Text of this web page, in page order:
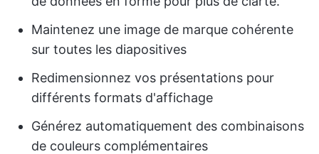
Maintenez une image de marque cohérente
sur toutes les diapositives
Redimensionnez vos présentations pour
différents formats d'affichage
Générez automatiquement des combinaisons
de couleurs complémentaires